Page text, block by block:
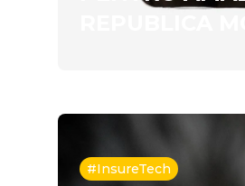
#InsureTech